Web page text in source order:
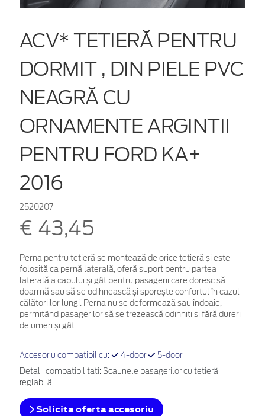
ACV* TETIERĂ PENTRU
DORMIT , DIN PIELE PVC
NEAGRĂ CU
ORNAMENTE ARGINTII
PENTRU FORD KA+
2016
2520207
€ 43,45
Perna pentru tetieră se montează de orice tetieră și este
folosită ca pernă laterală, oferă suport pentru partea
laterală a capului și gât pentru pasagerii care doresc să
doarmă sau să se odihnească și sporește confortul în cazul
călătoriilor lungi. Perna nu se deformează sau îndoaie,
permițând pasagerilor să se trezească odihniți și fără dureri
de umeri și gât.
Accesoriu compatibil cu: 4-door 5-door
Detalii compatibilitati: Scaunele pasagerilor cu tetieră
reglabilă
Solicita oferta accesoriu